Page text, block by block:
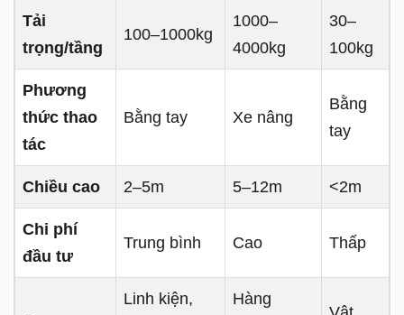
Tải
trọng/tầng
100–1000kg
1000–
4000kg
30–
100kg
Phương
thức thao
tác
Bằng tay Xe nâng
Bằng
tay
Chiều cao 2–5m 5–12m <2m
Chi phí
đầu tư
Trung bình Cao Thấp
Linh kiện,
Hàng